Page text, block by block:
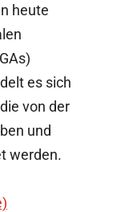
heute
es sich
von der
und
werden.